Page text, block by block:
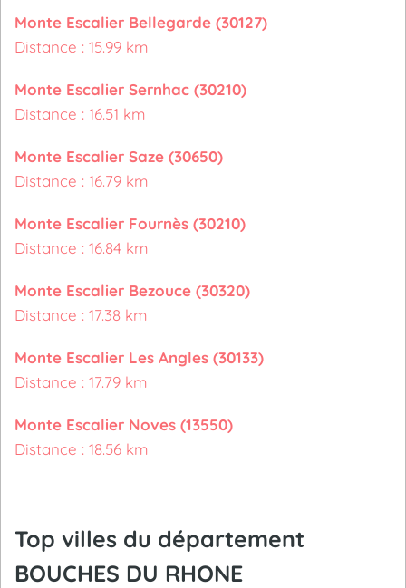
Monte Escalier Bellegarde (30127)
Distance : 15.99 km
Monte Escalier Sernhac (30210)
Distance : 16.51 km
Monte Escalier Saze (30650)
Distance : 16.79 km
Monte Escalier Fournès (30210)
Distance : 16.84 km
Monte Escalier Bezouce (30320)
Distance : 17.38 km
Monte Escalier Les Angles (30133)
Distance : 17.79 km
Monte Escalier Noves (13550)
Distance : 18.56 km
Top villes du département
BOUCHES DU RHONE